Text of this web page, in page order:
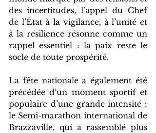
des incertitudes, l’appel du Chef
de l’État à la vigilance, à l’unité et
à la résilience résonne comme un
rappel essentiel : la paix reste le
socle de toute prospérité.
La fête nationale a également été
précédée d’un moment sportif et
populaire d’une grande intensité :
le Semi-marathon international de
Brazzaville, qui a rassemblé plus